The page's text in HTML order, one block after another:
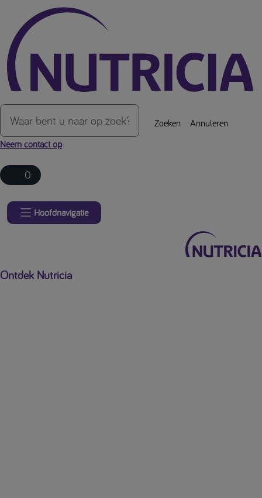
Over de inhoud van de pagina
Zoeken
Annuleren
Neem contact op
0
Hoofdnavigatie
Ontdek Nutricia